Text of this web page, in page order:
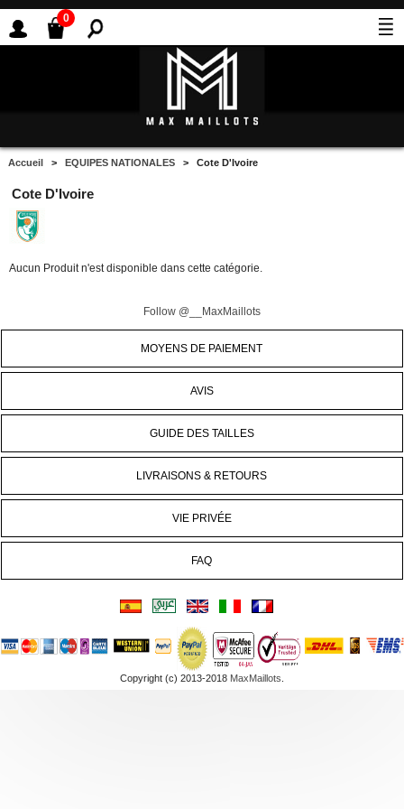
0
Accueil >EQUIPES NATIONALES > Cote D'Ivoire
Cote D'Ivoire
Aucun Produit n'est disponible dans cette catégorie.
Follow @__MaxMaillots
MOYENS DE PAIEMENT
AVIS
GUIDE DES TAILLES
LIVRAISONS & RETOURS
VIE PRIVÉE
FAQ
Copyright (c) 2013-2018 MaxMaillots